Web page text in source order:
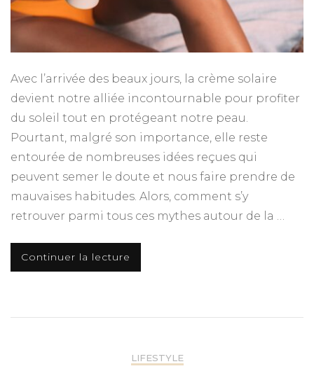
Avec l’arrivée des beaux jours, la crème solaire
devient notre alliée incontournable pour profiter
du soleil tout en protégeant notre peau.
Pourtant, malgré son importance, elle reste
entourée de nombreuses idées reçues qui
peuvent semer le doute et nous faire prendre de
mauvaises habitudes. Alors, comment s’y
retrouver parmi tous ces mythes autour de la …
Continuer la lecture
LIFESTYLE